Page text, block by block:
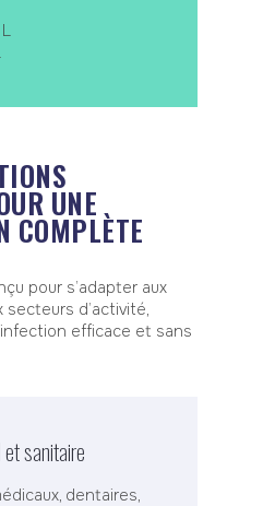
UNE
COMPLÈTE
pour s’adapter aux
d’activité,
efficace et sans
sanitaire
dentaires,